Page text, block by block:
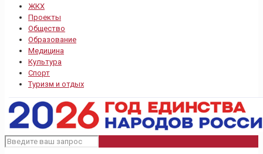
ЖКХ
Проекты
Общество
Образование
Медицина
Культура
Спорт
Туризм и отдых